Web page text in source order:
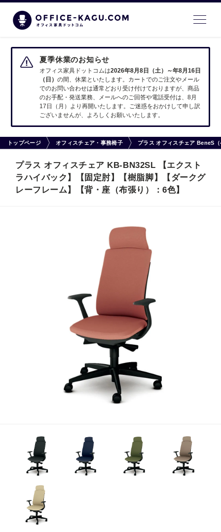
夏季休業のお知らせ
オフィス家具ドットコムは2026年8月8日（土）～年8月16日
（日）の間、休業といたします。カートでのご注文やメール
でのお問い合わせは通常どおり受け付けておりますが、商品
のお手配・発送業務、メールへのご回答や電話受付は、8月
17日（月）より再開いたします。ご迷惑をおかけして申し訳
ございませんが、よろしくお願いいたします。
トップページ オフィスチェア・事務椅子 プラス オフィスチェア BeneS
プラス オフィスチェア KB-BN32SL 【エクスト
ラハイバック】【固定肘】【樹脂脚】【ダークグ
レーフレーム】【背・座（布張り）：6色】